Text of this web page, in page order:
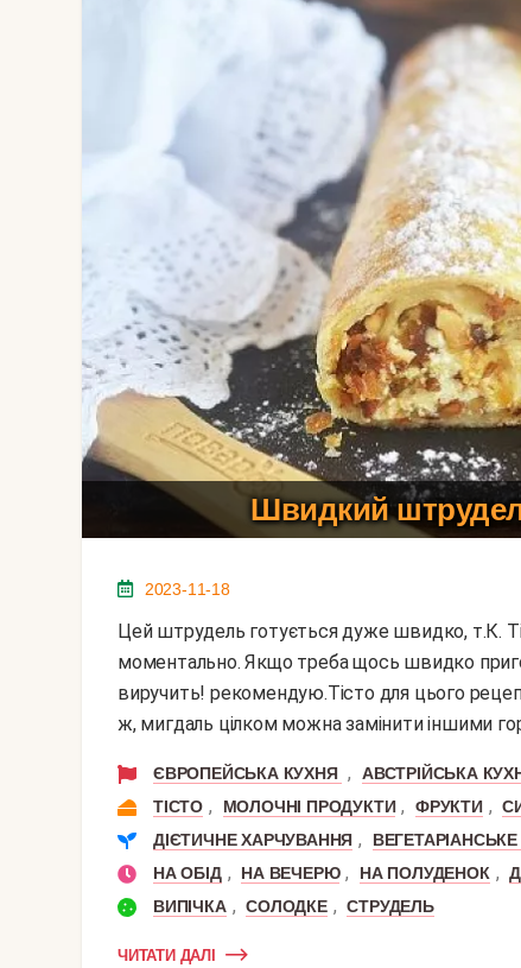
Швидкий
2023-11-18
Цей штрудель готується дуже швидко, т.К. Тісто тут готове листкове, а начинка готується
моментально. Якщо треба щось швидко
виручить! рекомендую.Тісто для цього
ж, мигдаль цілком можна замінити іншими
ЄВРОПЕЙСЬКА КУХНЯ ,
АВСТРІЙСЬКА
ТІСТО , МОЛОЧНІ ПРОДУКТИ , ФРУКТИ ,
ДІЄТИЧНЕ ХАРЧУВАННЯ ,
НА ОБІД , НА ВЕЧЕРЮ , НА ПОЛУДЕНОК ,
ВИПІЧКА , СОЛОДКЕ , СТРУДЕЛЬ
ЧИТАТИ ДАЛІ